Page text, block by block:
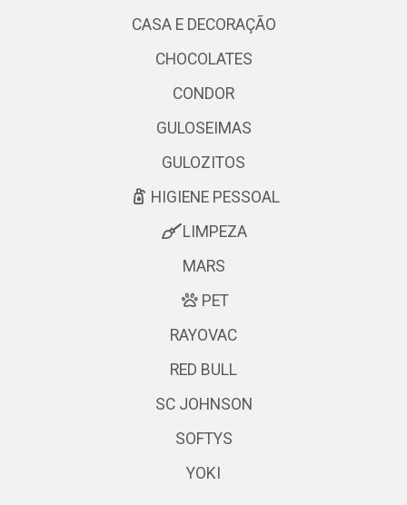
CASA E DECORAÇÃO
CHOCOLATES
CONDOR
GULOSEIMAS
GULOZITOS
HIGIENE PESSOAL
LIMPEZA
MARS
PET
RAYOVAC
RED BULL
SC JOHNSON
SOFTYS
YOKI